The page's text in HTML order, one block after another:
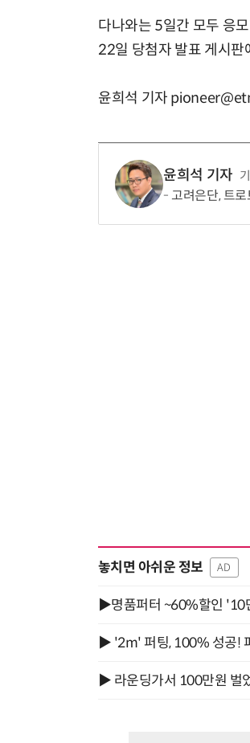
다나와는 5일간 모두 응
22일 당첨자 발표 게시판
윤희석 기자
윤희석 기자
고려은단, 트
놓치면 아쉬운 정보 AD
▶명품퍼터 ~60%할인 '10
▶ '2m' 퍼팅, 100% 성공!
▶ 라운딩가서 100만원 벌